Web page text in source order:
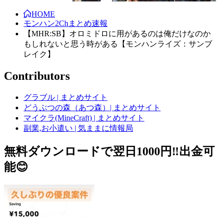
HOME
モンハン2Chまとめ速報
【MHR:SB】オロミドロに用があるのは俺だけなのか
もしれないと思う時がある【モンハンライズ：サンブ
レイク】
Contributors
グラブル | まとめサイト
どうぶつの森（あつ森）| まとめサイト
マイクラ(MineCraft) | まとめサイト
副業,お小遣い | 気ままに情報局
無料ダウンロードで翌日1000円‼️出金可
能😊